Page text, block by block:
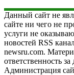
Данный сайт не
сайте ни чего не
услуги не
новостей RSS
newsru.com.
ответственность
Администрация